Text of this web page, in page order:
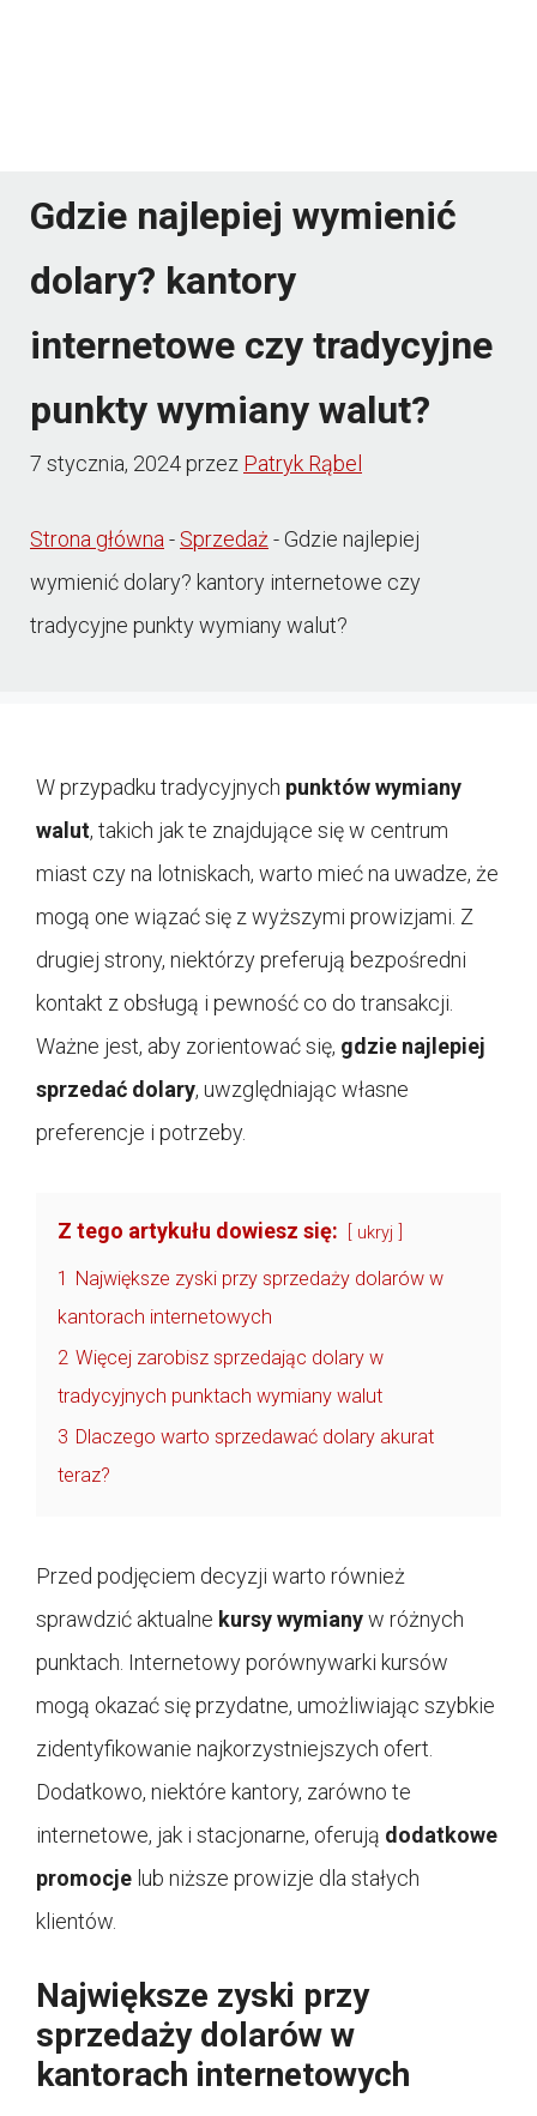
Gdzie najlepiej wymienić
dolary? kantory
internetowe czy tradycyjne
punkty wymiany walut?
7 stycznia, 2024przez Patryk Rąbel
Strona główna- Sprzedaż-Gdzie najlepiej
wymienić dolary? kantory internetowe czy
tradycyjne punkty wymiany walut?
W przypadku tradycyjnych punktów wymiany
walut, takich jak te znajdujące się w centrum
miast czy na lotniskach, warto mieć na uwadze, że
mogą one wiązać się z wyższymi prowizjami. Z
drugiej strony, niektórzy preferują bezpośredni
kontakt z obsługą i pewność co do transakcji.
Ważne jest, aby zorientować się, gdzie najlepiej
sprzedać dolary, uwzględniając własne
preferencje i potrzeby.
Z tego artykułu dowiesz się: ukryj
1 Największe zyski przy sprzedaży dolarów w
kantorach internetowych
2 Więcej zarobisz sprzedając dolary w
tradycyjnych punktach wymiany walut
3 Dlaczego warto sprzedawać dolary akurat
teraz?
Przed podjęciem decyzji warto również
sprawdzić aktualne kursy wymianyw różnych
punktach. Internetowy porównywarki kursów
mogą okazać się przydatne, umożliwiając szybkie
zidentyfikowanie najkorzystniejszych ofert.
Dodatkowo, niektóre kantory, zarówno te
internetowe, jak i stacjonarne, oferują dodatkowe
promocje lub niższe prowizje dla stałych
klientów.
Największe zyski przy
sprzedaży dolarów w
kantorach internetowych